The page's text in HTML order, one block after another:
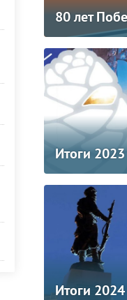
80 лет
Итоги
Итоги